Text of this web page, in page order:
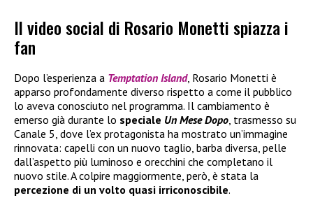
Il video social di Rosario Monetti spiazza i
fan
Dopo l’esperienza a Temptation Island, Rosario Monetti è
apparso profondamente diverso rispetto a come il pubblico
lo aveva conosciuto nel programma. Il cambiamento è
emerso già durante lo speciale Un Mese Dopo, trasmesso su
Canale 5, dove l’ex protagonista ha mostrato un’immagine
rinnovata: capelli con un nuovo taglio, barba diversa, pelle
dall’aspetto più luminoso e orecchini che completano il
nuovo stile. A colpire maggiormente, però, è stata la
percezione di un volto quasi irriconoscibile.